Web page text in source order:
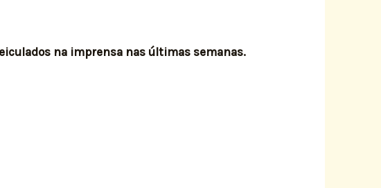
na imprensa nas últimas semanas.